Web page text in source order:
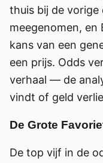
thuis bij de
meegenomen, en
kans van een
een prijs. Odds
verhaal — de
vindt of geld
De Grote
De top vijf in de